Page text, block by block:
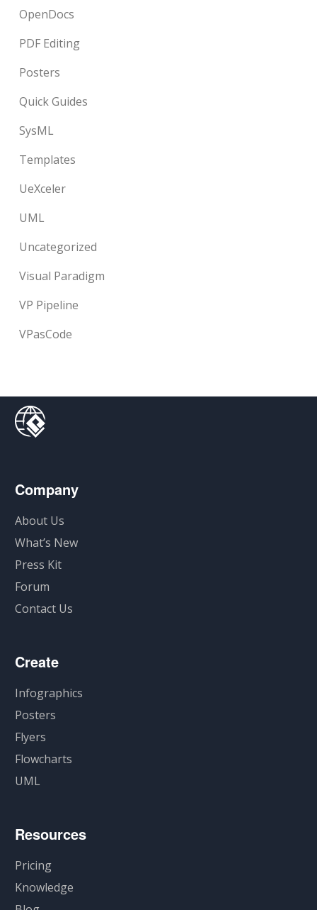
OpenDocs
PDF Editing
Posters
Quick Guides
SysML
Templates
UeXceler
UML
Uncategorized
Visual Paradigm
VP Pipeline
VPasCode
Company
About Us
What’s New
Press Kit
Forum
Contact Us
Create
Infographics
Posters
Flyers
Flowcharts
UML
Resources
Pricing
Knowledge